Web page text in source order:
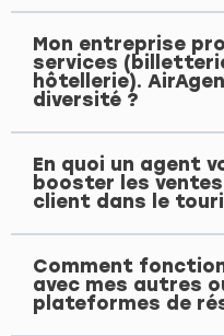
Mon entreprise
services
hôtellerie).
diversité ?
En quoi un agent
booster les
client dans le
Comment
avec mes autres
plateformes de